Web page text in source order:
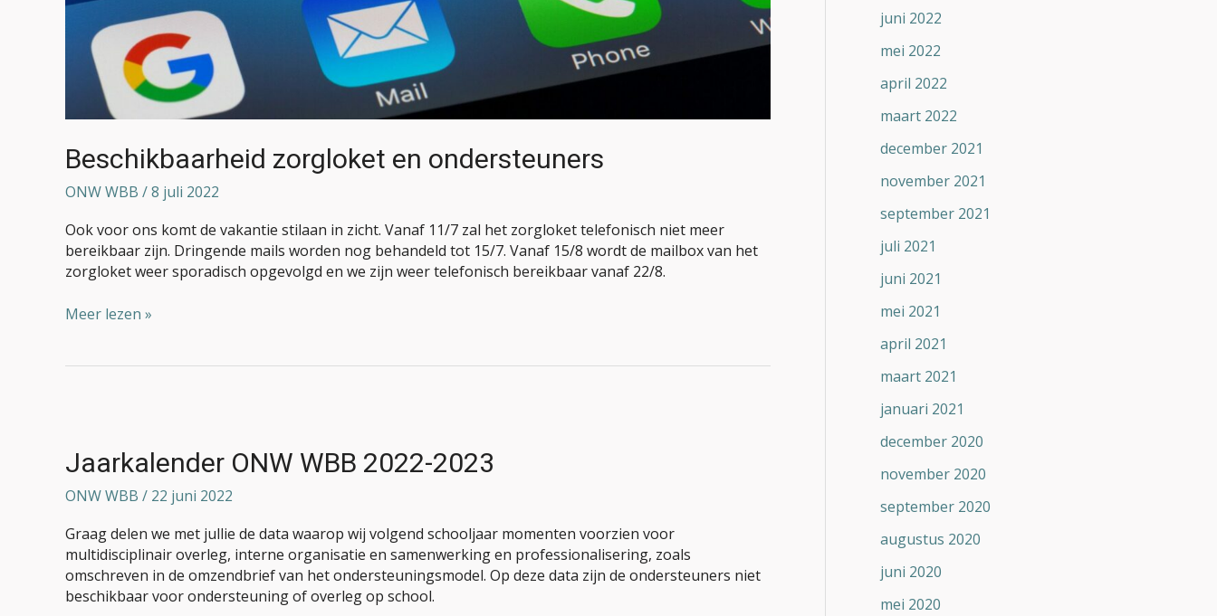
Beschikbaarheid zorgloket en ondersteuners
ONW WBB /8 juli 2022
Ook voor ons komt de vakantie stilaan in zicht. Vanaf 11/7 zal het zorgloket telefonisch niet meer
bereikbaar zijn. Dringende mails worden nog behandeld tot 15/7. Vanaf 15/8 wordt de mailbox van het
zorgloket weer sporadisch opgevolgd en we zijn weer telefonisch bereikbaar vanaf 22/8.
ondersteuners
Meer lezen »
Jaarkalender ONW WBB 2022-2023
ONW WBB / 22 juni 2022
Graag delen we met jullie de data waarop wij volgend schooljaar momenten voorzien voor
multidisciplinair overleg, interne organisatie en samenwerking en professionalisering, zoals
omschreven in de omzendbrief van het ondersteuningsmodel. Op deze data zijn de ondersteuners niet
beschikbaar voor ondersteuning of overleg op school.
WBB
2022-
2023
juni 2022
mei 2022
april 2022
maart 2022
december 2021
november 2021
september 2021
juli 2021
juni 2021
mei 2021
april 2021
maart 2021
januari 2021
december 2020
november 2020
september 2020
augustus 2020
juni 2020
mei 2020